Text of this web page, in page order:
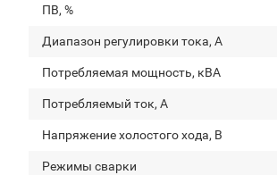
ПВ, %
Диапазон регулировки тока, А
Потребляемая мощность, кВА
Потребляемый ток, А
Напряжение холостого хода, В
Режимы сварки